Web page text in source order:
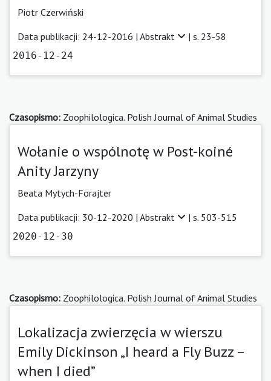
Piotr Czerwiński
Data publikacji: 24-12-2016 | Abstrakt | s. 23-58
2016-12-24
Czasopismo: Zoophilologica. Polish Journal of Animal Studies
Wołanie o wspólnotę w Post-koiné
Anity Jarzyny
Beata Mytych-Forajter
Data publikacji: 30-12-2020 | Abstrakt | s. 503-515
2020-12-30
Czasopismo: Zoophilologica. Polish Journal of Animal Studies
Lokalizacja zwierzęcia w wierszu
Emily Dickinson „I heard a Fly Buzz –
when I died”